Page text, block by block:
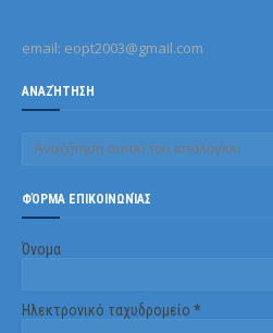
email: eopt2003@gmail.com
ΑΝΑΖΉΤΗΣΗ
ΦΌΡΜΑ ΕΠΙΚΟΙΝΩΝΊΑΣ
Όνομα
Ηλεκτρονικό ταχυδρομείο *